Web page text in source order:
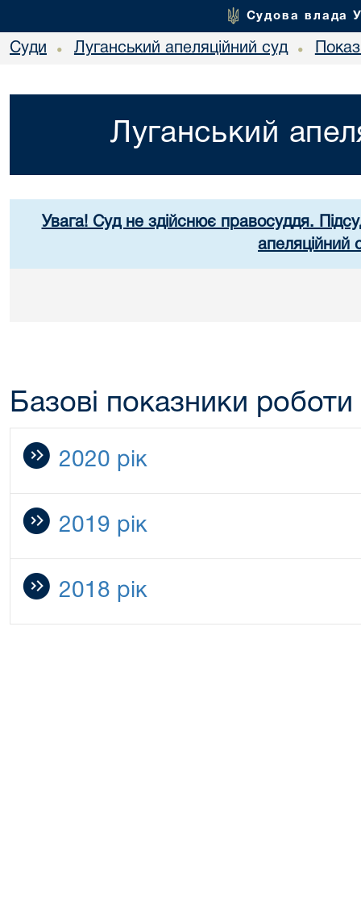
Судова влада
Суди • Луганський апеляційний суд •
Луганський
Увага! Суд не здійснює правосуддя.
апеляційний
Базові показники роботи
2020 рік
2019 рік
2018 рік